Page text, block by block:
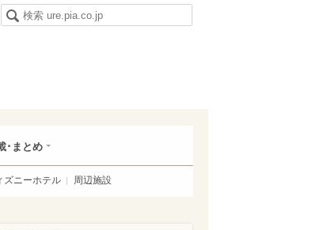
･まとめ
ズニーホテル 周辺施設